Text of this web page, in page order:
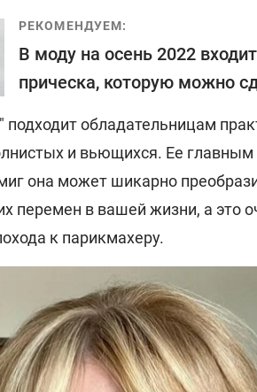
РЕКОМЕНДУЕМ:
В моду на осень 2022
прическа, которую можно
обладательницам
и вьющихся. Ее
она может шикарно
перемен в вашей жизни, а это
к парикмахеру.